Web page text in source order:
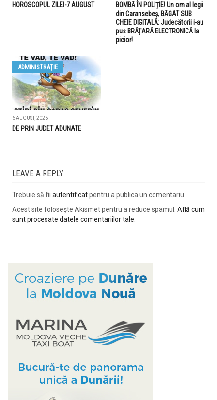
HOROSCOPUL ZILEI-7 AUGUST
BOMBĂ ÎN POLIȚIE! Un om al legii
din Caransebeș, BĂGAT SUB
CHEIE DIGITALĂ: Judecătorii i-au
pus BRĂȚARĂ ELECTRONICĂ la
picior!
ADMINISTRAŢIE
6 AUGUST, 2026
DE PRIN JUDET ADUNATE
LEAVE A REPLY
Trebuie să fii autentificatpentru a publica un comentariu.
Acest site folosește Akismet pentru a reduce spamul. Află cum
sunt procesate datele comentariilor tale